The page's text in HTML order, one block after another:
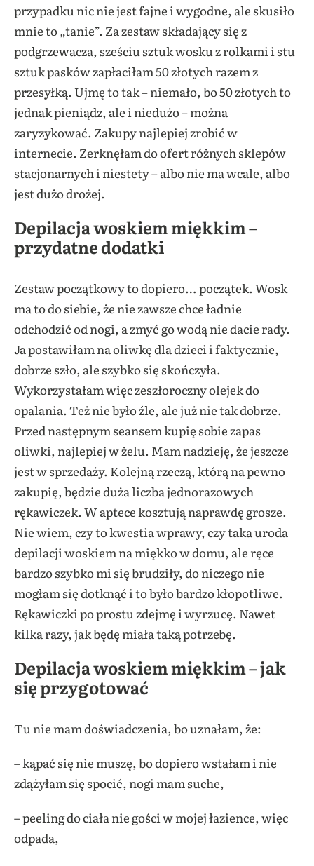
przypadku nic nie jest fajne i wygodne, ale skusiło
mnie to „tanie”. Za zestaw składający się z
podgrzewacza, sześciu sztuk wosku z rolkami i stu
sztuk pasków zapłaciłam 50 złotych razem z
przesyłką. Ujmę to tak – niemało, bo 50 złotych to
jednak pieniądz, ale i niedużo – można
zaryzykować. Zakupy najlepiej zrobić w
internecie. Zerknęłam do ofert różnych sklepów
stacjonarnych i niestety – albo nie ma wcale, albo
jest dużo drożej.
Depilacja woskiem miękkim –
przydatne dodatki
Zestaw początkowy to dopiero… początek. Wosk
ma to do siebie, że nie zawsze chce ładnie
odchodzić od nogi, a zmyć go wodą nie dacie rady.
Ja postawiłam na oliwkę dla dzieci i faktycznie,
dobrze szło, ale szybko się skończyła.
Wykorzystałam więc zeszłoroczny olejek do
opalania. Też nie było źle, ale już nie tak dobrze.
Przed następnym seansem kupię sobie zapas
oliwki, najlepiej w żelu. Mam nadzieję, że jeszcze
jest w sprzedaży. Kolejną rzeczą, którą na pewno
zakupię, będzie duża liczba jednorazowych
rękawiczek. W aptece kosztują naprawdę grosze.
Nie wiem, czy to kwestia wprawy, czy taka uroda
depilacji woskiem na miękko w domu, ale ręce
bardzo szybko mi się brudziły, do niczego nie
mogłam się dotknąć i to było bardzo kłopotliwe.
Rękawiczki po prostu zdejmę i wyrzucę. Nawet
kilka razy, jak będę miała taką potrzebę.
Depilacja woskiem miękkim – jak
się przygotować
Tu nie mam doświadczenia, bo uznałam, że:
– kąpać się nie muszę, bo dopiero wstałam i nie
zdążyłam się spocić, nogi mam suche,
– peeling do ciała nie gości w mojej łazience, więc
odpada,